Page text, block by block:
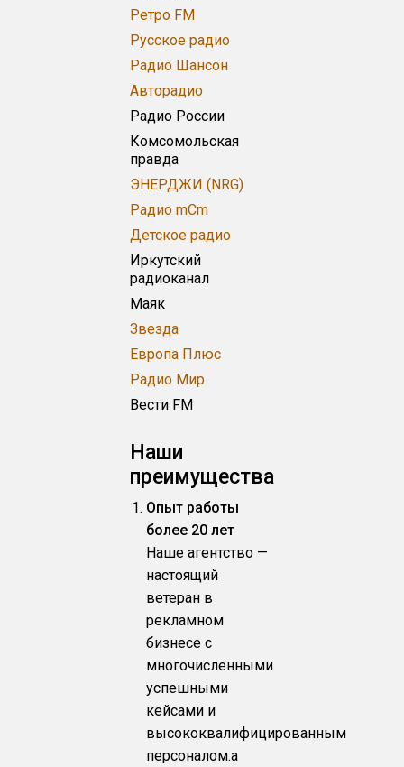
Ретро FM
Русское радио
Радио Шансон
Авторадио
Радио России
Комсомольская
правда
ЭНЕРДЖИ (NRG)
Радио mCm
Детское радио
Иркутский
радиоканал
Маяк
Звезда
Европа Плюс
Радио Мир
Вести FM
Наши
преимущества
Опыт работы
более 20 лет
Наше агентство —
настоящий
ветеран в
рекламном
бизнесе с
многочисленными
успешными
кейсами и
высококвалифицированным
персоналом.a